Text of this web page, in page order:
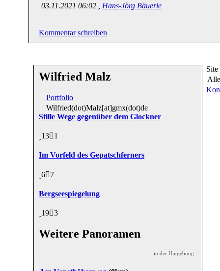
03.11.2021 06:02 , Hans-Jörg Bäuerle
Kommentar schreiben
Wilfried Malz
Portfolio
Wilfried(dot)Malz[at]gmx(dot)de
Stille Wege gegenüber dem Glockner
13 1
Im Vorfeld des Gepatschferners
6 7
Bergseespiegelung
19 3
Weitere Panoramen
... in der Umgebung